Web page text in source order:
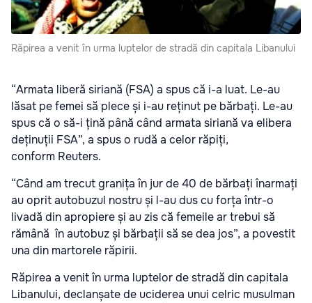
Răpirea a venit în urma luptelor de stradă din capitala Libanului
“Armata liberă siriană (FSA) a spus că i-a luat. Le-au
lăsat pe femei să plece și i-au reținut pe bărbați. Le-au
spus că o să-i țină până când armata siriană va elibera
deținuții FSA”, a spus o rudă a celor răpiți,
conform Reuters.
“Când am trecut granița în jur de 40 de bărbați înarmați
au oprit autobuzul nostru și l-au dus cu forța într-o
livadă din apropiere și au zis că femeile ar trebui să
rămână în autobuz și bărbații să se dea jos”, a povestit
una din martorele răpirii.
Răpirea a venit în urma luptelor de stradă din capitala
Libanului, declanșate de uciderea unui celric musulman